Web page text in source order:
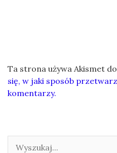
Ta strona używa Akismet
się, w jaki sposób
komentarzy.